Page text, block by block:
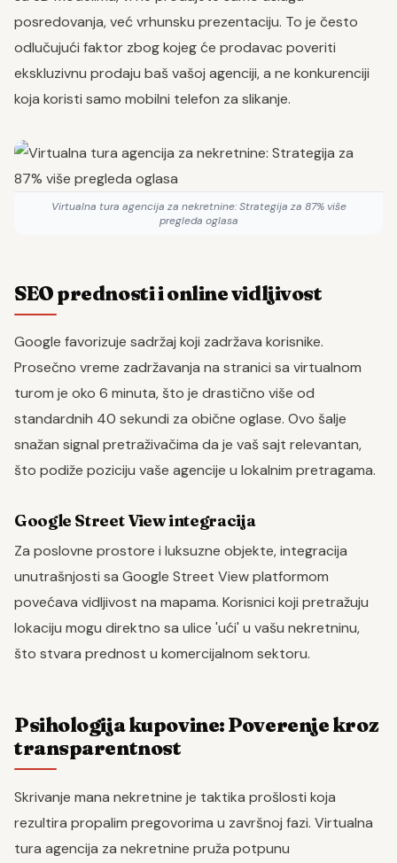
posredovanja, već vrhunsku prezentaciju. To je često
odlučujući faktor zbog kojeg će prodavac poveriti
ekskluzivnu prodaju baš vašoj agenciji, a ne konkurenciji
koja koristi samo mobilni telefon za slikanje.
Virtualna tura agencija za nekretnine: Strategija za 87% više
pregleda oglasa
SEO prednosti i online vidljivost
Google favorizuje sadržaj koji zadržava korisnike.
Prosečno vreme zadržavanja na stranici sa virtualnom
turom je oko 6 minuta, što je drastično više od
standardnih 40 sekundi za obične oglase. Ovo šalje
snažan signal pretraživačima da je vaš sajt relevantan,
što podiže poziciju vaše agencije u lokalnim pretragama.
Google Street View integracija
Za poslovne prostore i luksuzne objekte, integracija
unutrašnjosti sa Google Street View platformom
povećava vidljivost na mapama. Korisnici koji pretražuju
lokaciju mogu direktno sa ulice 'ući' u vašu nekretninu,
što stvara prednost u komercijalnom sektoru.
Psihologija kupovine: Poverenje kroz
transparentnost
Skrivanje mana nekretnine je taktika prošlosti koja
rezultira propalim pregovorima u završnoj fazi. Virtualna
tura agencija za nekretnine pruža potpunu